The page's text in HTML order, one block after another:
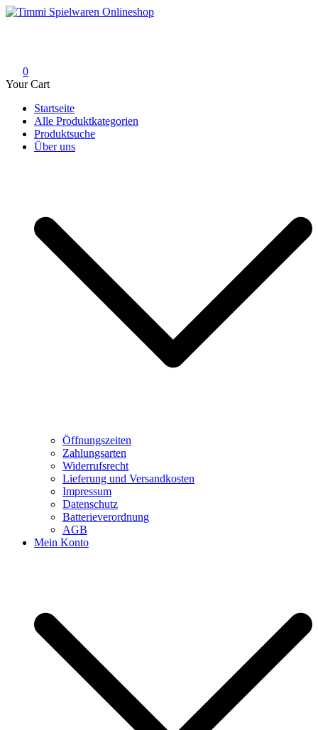
Skip
0
Your Cart
Startseite
Alle Produktkategorien
Produktsuche
Über uns
Öffnungszeiten
Zahlungsarten
Widerrufsrecht
Lieferung und Versandkosten
Impressum
Datenschutz
Batterieverordnung
AGB
Mein Konto